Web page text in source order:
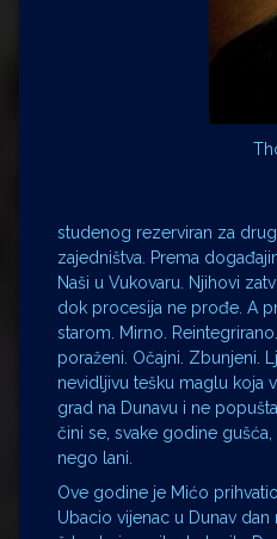
studenog rezerviran za
zajedništva. Prema
Naši u Vukovaru. Njihovi
dok procesija ne prođe. A
starom. Mirno.
poraženi. Očajni. Zbunjeni.
nevidljivu tešku maglu koja
grad na Dunavu i ne
čini se, svake godine
nego lani.
Ove godine je Mićo
Ubacio vijenac u Dunav dan